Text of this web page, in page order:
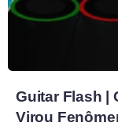
Guitar Flash |
Virou